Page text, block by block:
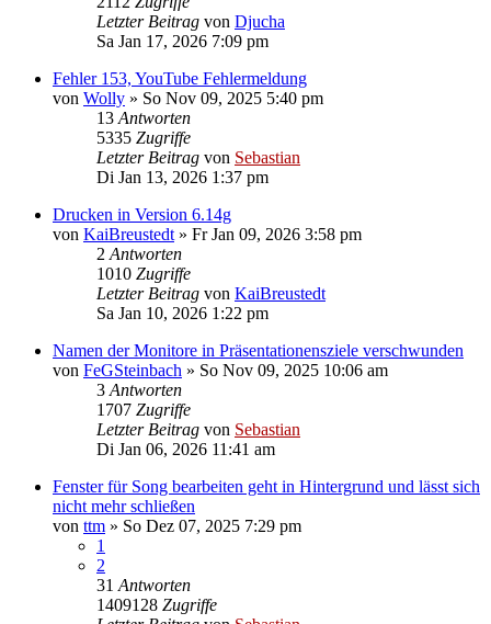
Letzter Beitrag von Djucha
Sa Jan 17, 2026 7:09 pm
Fehler 153, YouTube Fehlermeldung
von Wolly » So Nov 09, 2025 5:40 pm
13 Antworten
5335 Zugriffe
Letzter Beitrag von Sebastian
Di Jan 13, 2026 1:37 pm
Drucken in Version 6.14g
von KaiBreustedt » Fr Jan 09, 2026 3:58 pm
2 Antworten
1010 Zugriffe
Letzter Beitrag von KaiBreustedt
Sa Jan 10, 2026 1:22 pm
Namen der Monitore in Präsentationensziele verschwunden
von FeGSteinbach » So Nov 09, 2025 10:06 am
3 Antworten
1707 Zugriffe
Letzter Beitrag von Sebastian
Di Jan 06, 2026 11:41 am
Fenster für Song bearbeiten geht in Hintergrund und lässt sich
nicht mehr schließen
von ttm » So Dez 07, 2025 7:29 pm
1
2
31 Antworten
1409128 Zugriffe